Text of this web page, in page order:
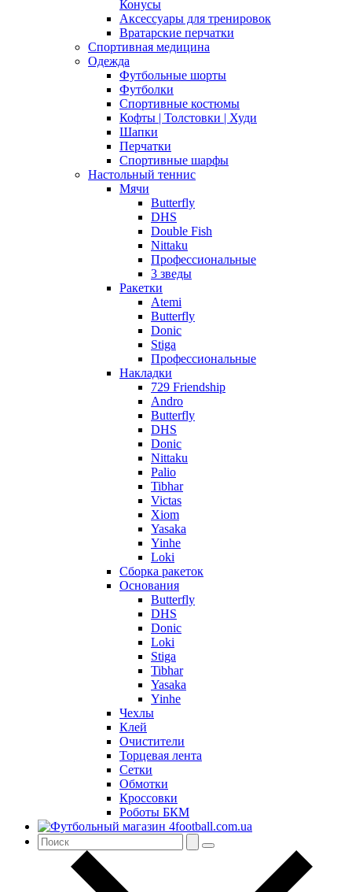
Конусы
Аксессуары для тренировок
Вратарские перчатки
Спортивная медицина
Одежда
Футбольные шорты
Футболки
Спортивные костюмы
Кофты | Толстовки | Худи
Шапки
Перчатки
Спортивные шарфы
Настольный теннис
Мячи
Butterfly
DHS
Double Fish
Nittaku
Профессиональные
3 зведы
Ракетки
Atemi
Butterfly
Donic
Stiga
Профессиональные
Накладки
729 Friendship
Andro
Butterfly
DHS
Donic
Nittaku
Palio
Tibhar
Victas
Xiom
Yasaka
Yinhe
Loki
Сборка ракеток
Основания
Butterfly
DHS
Donic
Loki
Stiga
Tibhar
Yasaka
Yinhe
Чехлы
Клей
Очистители
Торцевая лента
Сетки
Обмотки
Кроссовки
Роботы БКМ